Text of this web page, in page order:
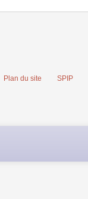
Plan du site SPIP